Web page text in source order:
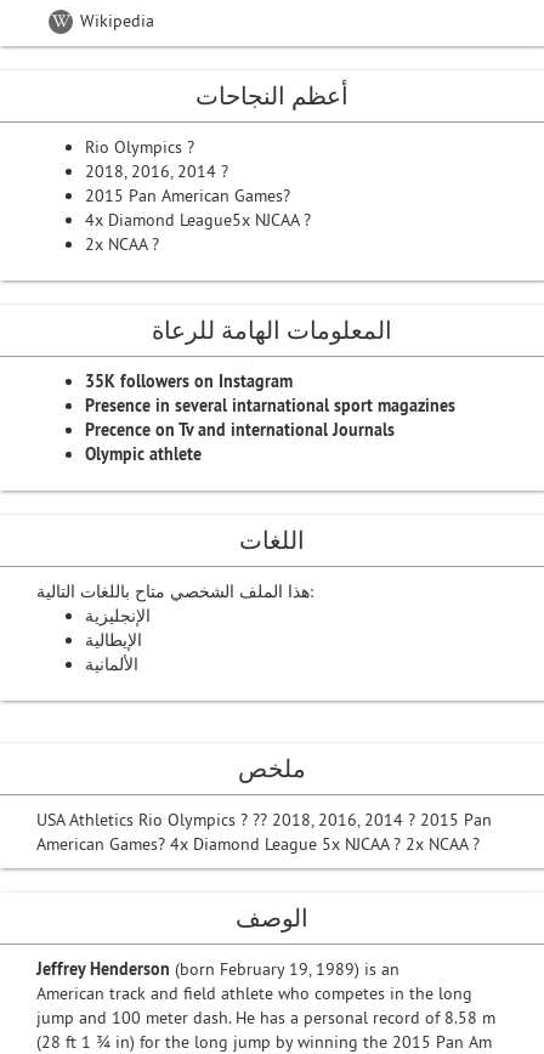
ملخص
USA Athletics Rio Olympics ? ?? 2018, 2016, 2014 ? 2015 Pan
American Games? 4x Diamond League 5x NJCAA ? 2x NCAA ?
الوصف
Jeffrey Henderson (born February 19, 1989) is an
American track and field athlete who competes in the long
jump and 100 meter dash. He has a personal record of 8.58 m
(28 ft 1 3⁄4 in) for the long jump by winning the 2015 Pan Am
Wikipedia
أعظم النجاحات
Rio Olympics ?
2018, 2016, 2014 ?
2015 Pan American Games?
4x Diamond League5x NJCAA ?
2x NCAA ?
المعلومات الهامة للرعاة
35K followers on Instagram
Presence in several intarnational sport magazines
Precence on Tv and international Journals
Olympic athlete
اللغات
هذا الملف الشخصي متاح باللغات التالية:
الإنجليزية
الإيطالية
الألمانية